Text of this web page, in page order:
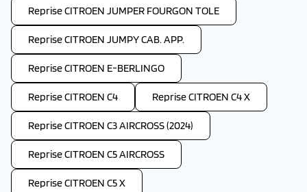
Reprise CITROEN JUMPER FOURGON TOLE
Reprise CITROEN JUMPY CAB. APP.
Reprise CITROEN E-BERLINGO
Reprise CITROEN C4 Reprise CITROEN C4 X
Reprise CITROEN C3 AIRCROSS (2024)
Reprise CITROEN C5 AIRCROSS
Reprise CITROEN C5 X